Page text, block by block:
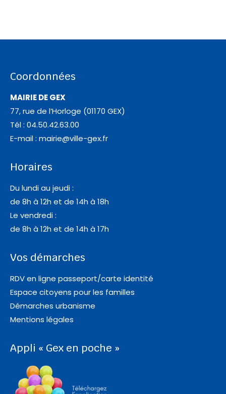
Coordonnées
MAIRIE DE GEX
77, rue de l’Horloge (01170 GEX)
Tél : 04.50.42.63.00
E-mail : mairie@ville-gex.fr
Horaires
Du lundi au jeudi :
de 8h à 12h et de 14h à 18h
Le vendredi :
de 8h à 12h et de 14h à 17h
Vos démarches
RDV en ligne passeport/carte identité
Espace citoyens pour les familles
Démarches urbanisme
Mentions légales
Appli « Gex en poche »